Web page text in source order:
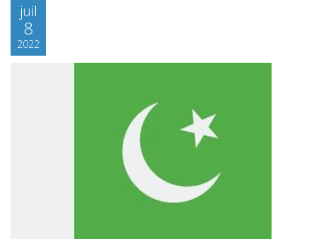
juil
8
2022